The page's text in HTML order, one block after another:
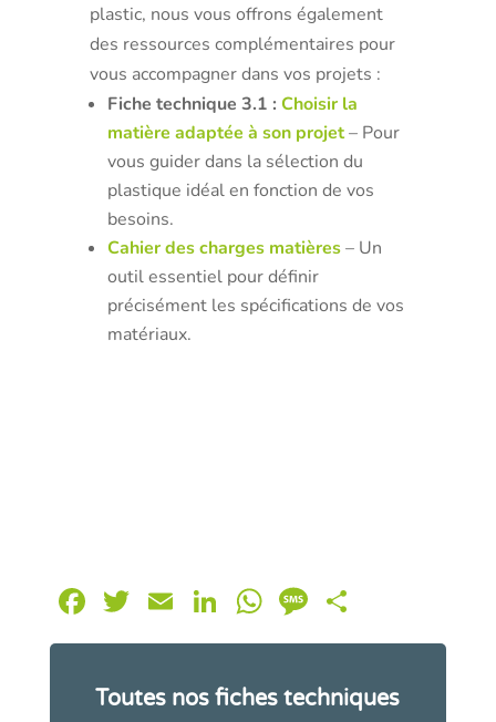
plastic, nous vous offrons également
des ressources complémentaires pour
vous accompagner dans vos projets :
Fiche technique 3.1 : Choisir la
matière adaptée à son projet– Pour
vous guider dans la sélection du
plastique idéal en fonction de vos
besoins.
Cahier des charges matières– Un
outil essentiel pour définir
précisément les spécifications de vos
matériaux.
Facebook
Twitter
EmailLinkedIn
WhatsApp
Message
Toutes nos fiches techniques